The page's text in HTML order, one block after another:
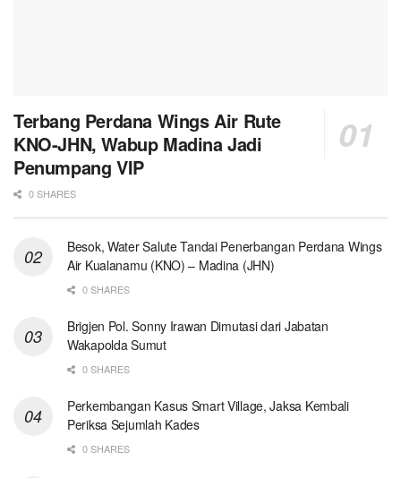
Terbang Perdana Wings Air Rute
KNO-JHN, Wabup Madina Jadi
Penumpang VIP
0 SHARES
Besok, Water Salute Tandai Penerbangan Perdana Wings
Air Kualanamu (KNO) – Madina (JHN)
0 SHARES
Brigjen Pol. Sonny Irawan Dimutasi dari Jabatan
Wakapolda Sumut
0 SHARES
Perkembangan Kasus Smart Village, Jaksa Kembali
Periksa Sejumlah Kades
0 SHARES